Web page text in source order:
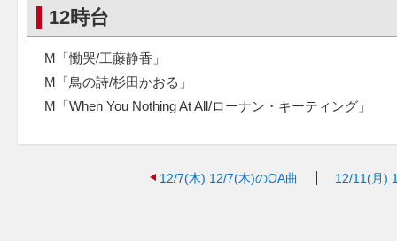
12時台
M「慟哭/工藤静香」
M「鳥の詩/杉田かおる」
M「When You Nothing At All/ローナン・キーティング」
12/7(木) 12/7(木)のOA曲 12/11(月)